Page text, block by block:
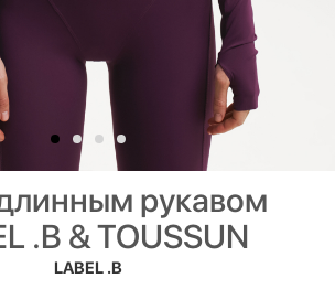
рукавом
.B & TOUSSUN
LABEL .B